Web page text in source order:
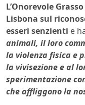
L’Onorevole
Lisbona sul
esseri senzienti e
animali, il loro
la violenza fisica e
la vivisezione e al
sperimentazione
che affliggono la